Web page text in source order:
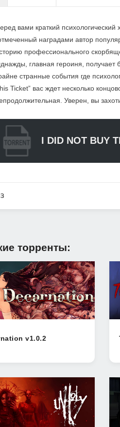
вами краткий
наградами автор
профессионального
главная героиня, получает
странные события где
Ticket” вас ждет несколько
Уверен, вы
I DID NOT BUY
торренты:
v1.0.2